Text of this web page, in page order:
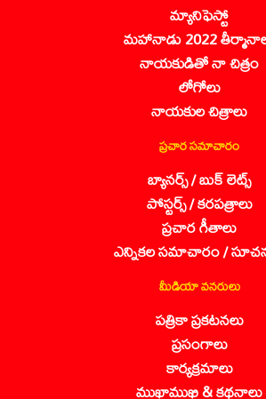
మ్యానిఫెస్టో
మహానాడు 2022
నాయకుడితో నా చిత్రం
లోగోలు
నాయకుల చిత్రాలు
ప్రచార సమాచారం
బ్యానర్స్ / బుక్ లెట్స్
పోస్టర్స్ / కరపత్రాలు
ప్రచార గీతాలు
ఎన్నికల సమాచారం /
మీడియా వనరులు
పత్రికా ప్రకటనలు
ప్రసంగాలు
కార్యక్రమాలు
ముఖాముఖి & కథనాలు